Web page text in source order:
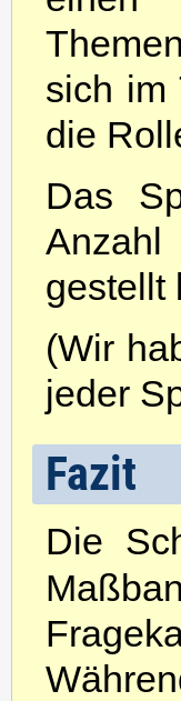
sich im
die
Das
gestellt
(Wir
jeder
Fazit
Die